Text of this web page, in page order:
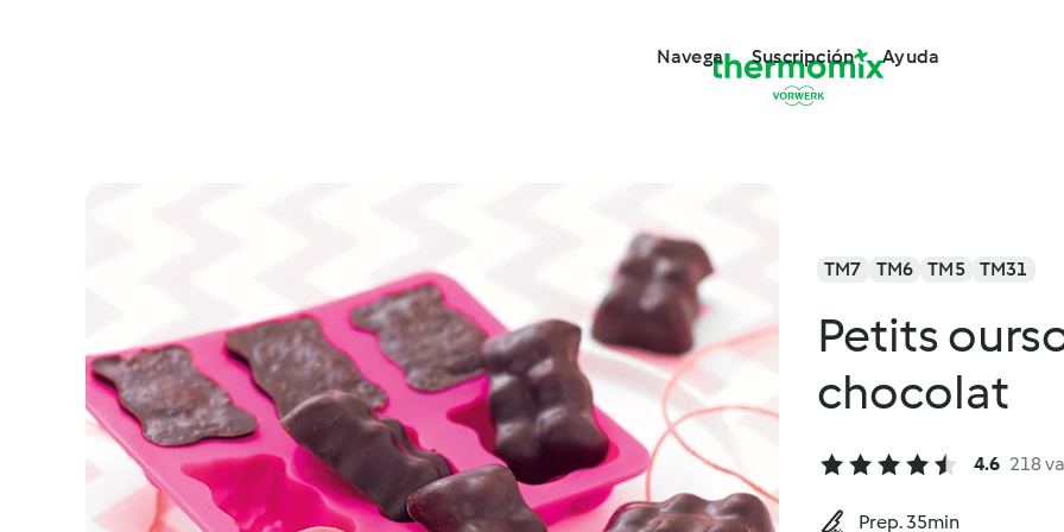
Navega Suscripción Ayuda
TM7 TM6 TM5 TM31
Petits
chocolat
4.6 218
Prep. 35min